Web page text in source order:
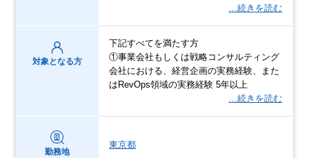
…続きを読む
対象となる方
下記すべてを満たす方
①事業会社もしくは戦略コンサルティング
会社における、経営企画の実務経験、また
はRevOps領域の実務経験 5年以上
…続きを読む
勤務地
東京都